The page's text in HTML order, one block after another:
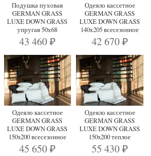
Подушка пуховая
GERMAN GRASS
LUXE DOWN GRASS
упругая 50х68
43 460 ₽
Одеяло кассетное
GERMAN GRASS
LUXE DOWN GRASS
140х205 всесезонное
42 670 ₽
Одеяло кассетное
GERMAN GRASS
LUXE DOWN GRASS
150x200 всесезонное
45 650 ₽
Одеяло кассетное
GERMAN GRASS
LUXE DOWN GRASS
150x200 теплое
55 430 ₽